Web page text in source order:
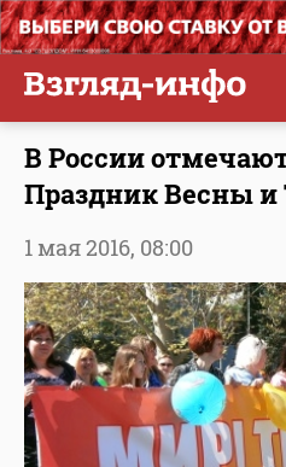
В России
Праздник Весны и
1 мая 2016, 08:00